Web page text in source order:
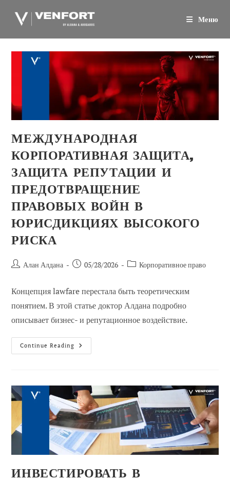
Меню
МЕЖДУНАРОДНАЯ
КОРПОРАТИВНАЯ ЗАЩИТА,
ЗАЩИТА РЕПУТАЦИИ И
ПРЕДОТВРАЩЕНИЕ
ПРАВОВЫХ ВОЙН В
ЮРИСДИКЦИЯХ ВЫСОКОГО
РИСКА
АвторАлан Алдана
Сообщение
05/28/2026
Категория
Корпоративное право
Концепция lawfare перестала быть теоретическим
понятием. В этой статье доктор Алдана подробно
описывает бизнес- и репутационное воздействие.
Continue Reading Международная
Корпоративная
Предотвращение
Правовых
Войн
В
Юрисдикциях
Высокого
Риска
ИНВЕСТИРОВАТЬ В